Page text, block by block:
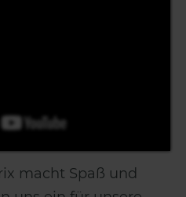
macht Spaß und